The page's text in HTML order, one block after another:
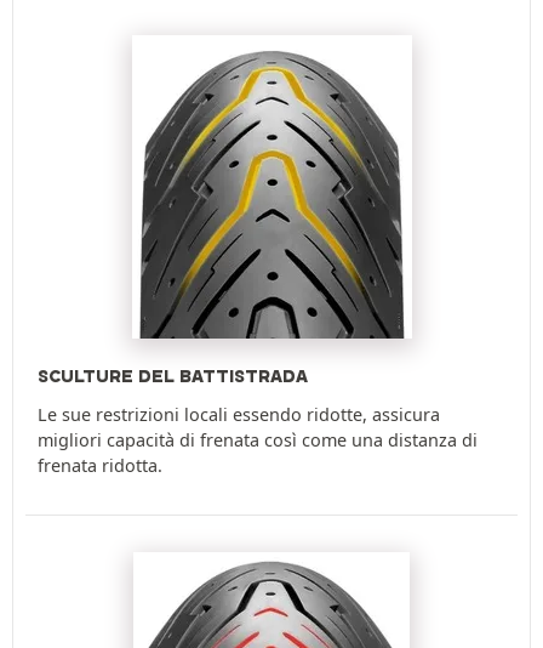
SCULTURE DEL BATTISTRADA
Le sue restrizioni locali essendo ridotte, assicura
migliori capacità di frenata così come una distanza di
frenata ridotta.